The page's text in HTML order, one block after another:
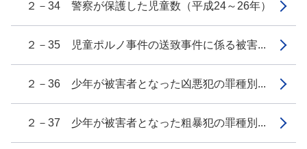
２－34 警察が保護した児童数（平成24～26年）
２－35 児童ポルノ事件の送致事件に係る被害...
２－36 少年が被害者となった凶悪犯の罪種別...
２－37 少年が被害者となった粗暴犯の罪種別...